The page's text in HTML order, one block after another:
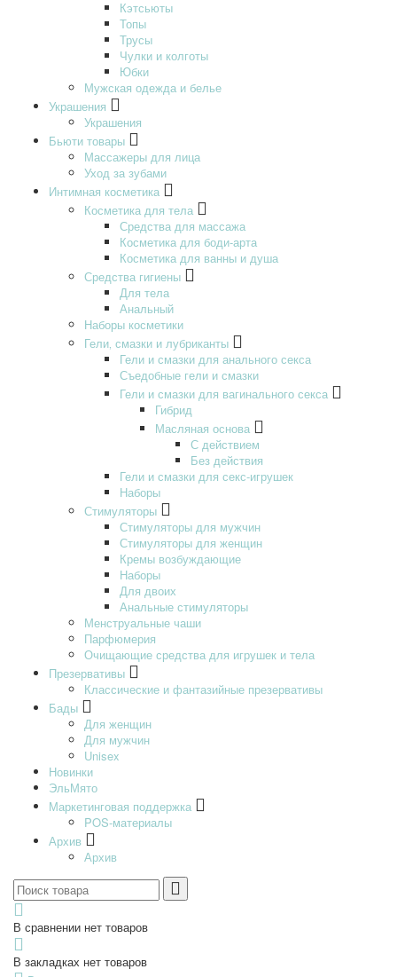
Кэтсьюты
Топы
Трусы
Чулки и колготы
Юбки
Мужская одежда и белье
Украшения
Украшения
Бьюти товары
Массажеры для лица
Уход за зубами
Интимная косметика
Косметика для тела
Средства для массажа
Косметика для боди-арта
Косметика для ванны и душа
Средства гигиены
Для тела
Анальный
Наборы косметики
Гели‚ смазки и лубриканты
Гели и смазки для анального секса
Съедобные гели и смазки
Гели и смазки для вагинального секса
Гибрид
Масляная основа
С действием
Без действия
Гели и смазки для секс-игрушек
Наборы
Стимуляторы
Стимуляторы для мужчин
Стимуляторы для женщин
Кремы возбуждающие
Наборы
Для двоих
Анальные стимуляторы
Менструальные чаши
Парфюмерия
Очищающие средства для игрушек и тела
Презервативы
Классические и фантазийные презервативы
Бады
Для женщин
Для мужчин
Unisex
Новинки
ЭльМято
Маркетинговая поддержка
POS-материалы
Архив
Архив
В сравнении нет товаров
В закладках нет товаров